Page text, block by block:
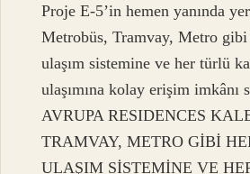
Proje E-5’in hemen yanında
Metrobüs, Tramvay, Metro
ulaşım sistemine ve her türlü
ulaşımına kolay erişim imkânı
AVRUPA RESIDENCES
TRAMVAY, METRO GİBİ
ULAŞIM SİSTEMİNE VE